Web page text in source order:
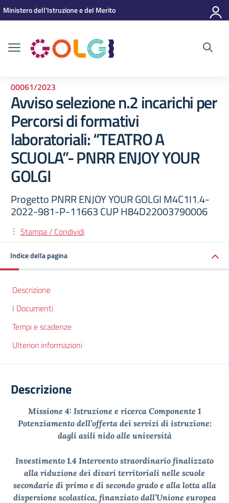
Vai ai contenuti
Vai al menu di navigazione
Vai al footer
Ministero dell'Istruzione e del Merito
00061/2023
Avviso selezione n.2 incarichi per
Percorsi di formativi
laboratoriali: “TEATRO A
SCUOLA”- PNRR ENJOY YOUR
GOLGI
Progetto PNRR ENJOY YOUR GOLGI M4C1I1.4-
2022-981-P-11663 CUP H84D22003790006
Stampa / Condividi
Indice della pagina
Descrizione
I Documenti
Tempi e scadenze
Ulteriori informazioni
Descrizione
Missione 4: Istruzione e ricerca Componente 1
Potenziamento dell’offerta dei servizi di istruzione:
dagli asili nido alle università
Investimento 1.4 Intervento straordinario finalizzato
alla riduzione dei divari territoriali nelle scuole
secondarie di primo e di secondo grado e alla lotta alla
dispersione scolastica, finanziato dall’Unione europea